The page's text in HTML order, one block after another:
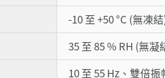
-10 至 +50 °C (無凍
35 至 85 % RH (無凝
10 至 55 Hz、雙倍